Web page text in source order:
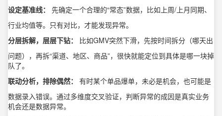
设定基准线：
先确定一个合理的“常态”数据，比如上周/上月同期、
行业均值等。只有对比，才能发现异常。
分层拆解，层层下钻：
比如GMV突然下滑，先按时间拆分（哪天出
问题），再拆“渠道、地区、商品”，很快就能定位到具体是哪一块掉
队了。
联动分析，排除偶然：
有时某个单品爆单，未必是机会，也可能是
数据录入错误。通过多维度交叉验证，判断异常的成因是真实业务
机会还是数据异常。